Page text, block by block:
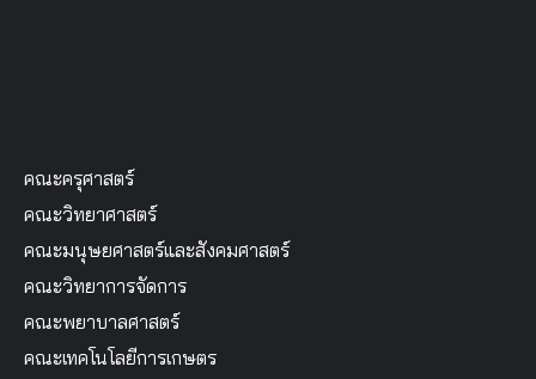
คณะครุศาสตร์
คณะวิทยาศาสตร์
คณะมนุษยศาสตร์และสังคมศาสตร์
คณะวิทยาการจัดการ
คณะพยาบาลศาสตร์
คณะเทคโนโลยีการเกษตร